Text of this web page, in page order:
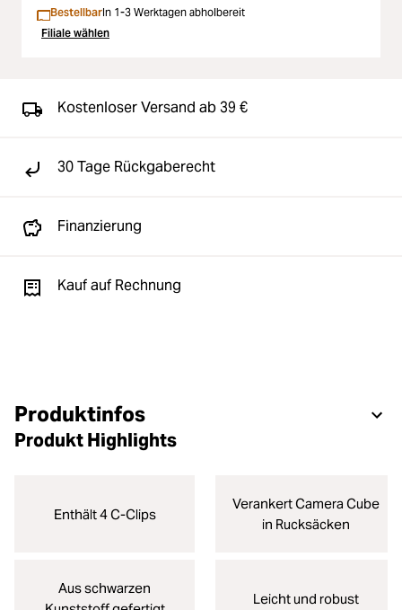
BestellbarIn 1-3 Werktagen abholbereit
Filiale wählen
Kostenloser Versand ab 39 €
30 Tage Rückgaberecht
Finanzierung
Kauf auf Rechnung
Produktinfos
Produkt Highlights
Enthält 4 C-Clips
Verankert Camera Cube
in Rucksäcken
Aus schwarzen
Leicht und robust